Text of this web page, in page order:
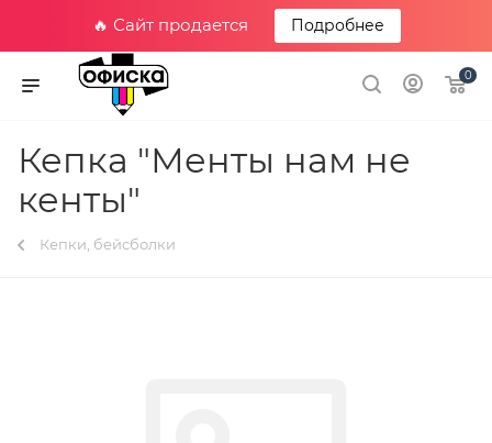
🔥 Сайт продается Подробнее
0
Кепка "Менты нам не
кенты"
Кепки, бейсболки